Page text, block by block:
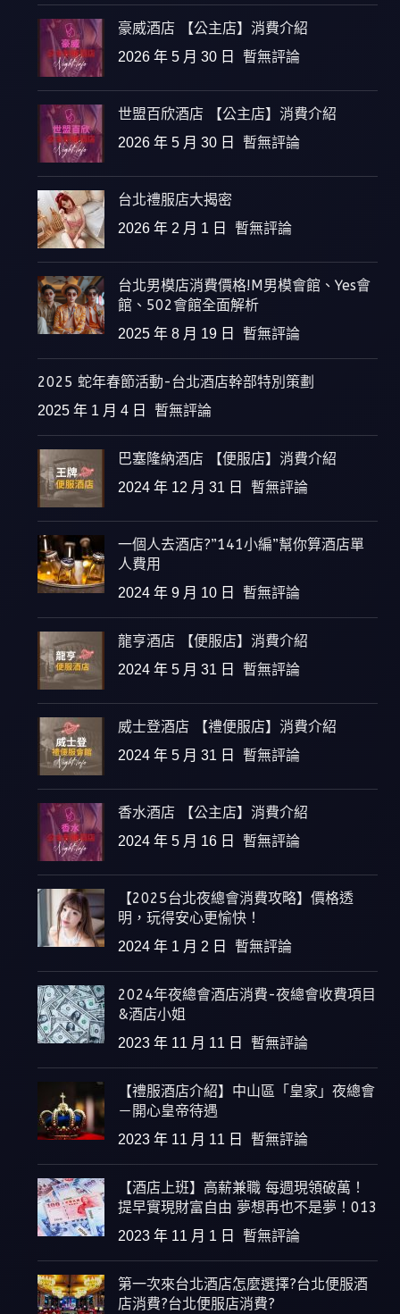
豪威酒店 【公主店】消費介紹
2026 年 5 月 30 日 暫無評論
世盟百欣酒店 【公主店】消費介紹
2026 年 5 月 30 日 暫無評論
台北禮服店大揭密
2026 年 2 月 1 日 暫無評論
台北男模店消費價格!M男模會館、Yes會
館、502會館全面解析
2025 年 8 月 19 日 暫無評論
2025 蛇年春節活動-台北酒店幹部特別策劃
2025 年 1 月 4 日 暫無評論
巴塞隆納酒店 【便服店】消費介紹
2024 年 12 月 31 日 暫無評論
一個人去酒店?”141小編”幫你算酒店單
人費用
2024 年 9 月 10 日 暫無評論
龍亨酒店 【便服店】消費介紹
2024 年 5 月 31 日 暫無評論
威士登酒店 【禮便服店】消費介紹
2024 年 5 月 31 日 暫無評論
香水酒店 【公主店】消費介紹
2024 年 5 月 16 日 暫無評論
【2025台北夜總會消費攻略】價格透
明，玩得安心更愉快！
2024 年 1 月 2 日 暫無評論
2024年夜總會酒店消費-夜總會收費項目
&酒店小姐
2023 年 11 月 11 日 暫無評論
【禮服酒店介紹】中山區「皇家」夜總會
－開心皇帝待遇
2023 年 11 月 11 日 暫無評論
【酒店上班】高薪兼職 每週現領破萬！
提早實現財富自由 夢想再也不是夢！013
2023 年 11 月 1 日 暫無評論
第一次來台北酒店怎麼選擇?台北便服酒
店消費?台北便服店消費?